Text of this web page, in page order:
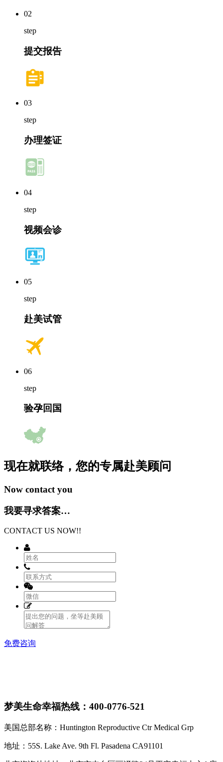
02
step
提交报告
03
step
办理签证
04
step
视频会诊
05
step
赴美试管
06
step
验孕回国
现在就联络，您的专属赴美顾问
Now contact you
我要寻求答案…
CONTACT US NOW!!
免费咨询
梦美生命幸福热线：400-0776-521
美国总部名称：Huntington Reproductive Ctr Medical Grp
地址：55S. Lake Ave. 9th Fl. Pasadena CA91101